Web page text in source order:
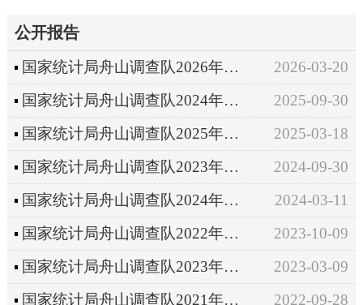
公开报告
国家统计局舟山调查队2026年市级部门预算
2026-03-20
国家统计局舟山调查队2024年度部门决算
2025-09-30
国家统计局舟山调查队2025年部门预算
2025-03-18
国家统计局舟山调查队2023年度部门决算
2024-09-30
国家统计局舟山调查队2024年部门预算
2024-03-11
国家统计局舟山调查队2022年度部门决算
2023-10-09
国家统计局舟山调查队2023年部门预算
2023-03-09
国家统计局舟山调查队2021年度部门决算公开
2022-09-28